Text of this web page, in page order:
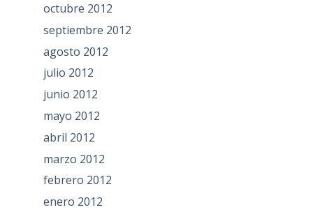
octubre 2012
septiembre 2012
agosto 2012
julio 2012
junio 2012
mayo 2012
abril 2012
marzo 2012
febrero 2012
enero 2012